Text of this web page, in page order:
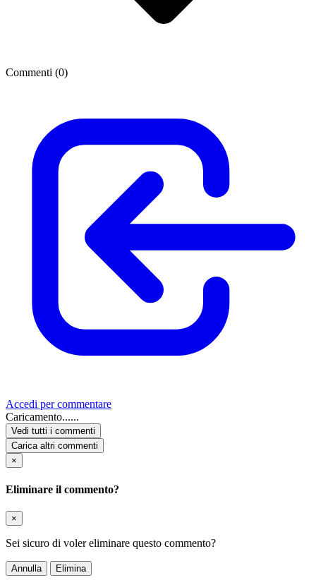
Commenti (0)
Accedi per commentare
Caricamento......
Vedi tutti i commenti
Carica altri commenti
×
Eliminare il commento?
×
Sei sicuro di voler eliminare questo commento?
Annulla Elimina